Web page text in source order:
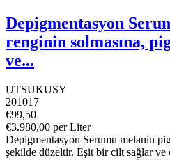
Depigmentasyon
renginin solmasına,
ve...
UTSUKUSY
201017
€99,50
€3.980,00 per Liter
Depigmentasyon Serumu melanin
şekilde düzeltir. Eşit bir cilt sağlar ve